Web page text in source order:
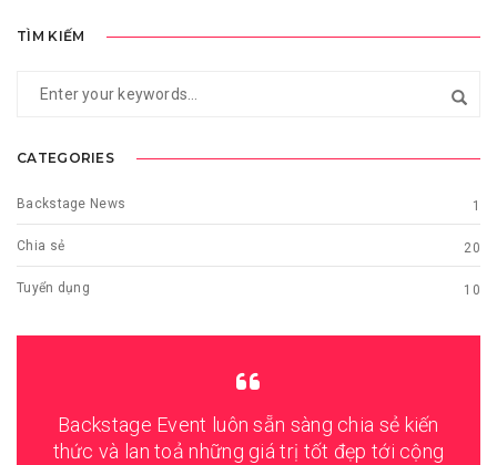
TÌM KIẾM
CATEGORIES
Backstage News 1
Chia sẻ 20
Tuyển dụng 10
Backstage Event luôn sẵn sàng chia sẻ kiến
thức và lan toả những giá trị tốt đẹp tới cộng